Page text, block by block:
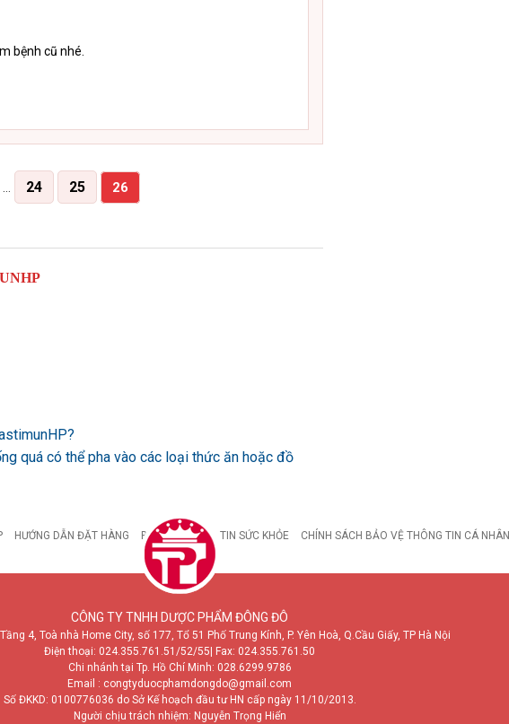
bệnh cũ nhé.
… 24 25 26
quá có thể pha vào các loại thức ăn hoặc đồ
HƯỚNG DẪN ĐẶT HÀNG BỆNH DẠ DÀY TIN SỨC KHỎE CHÍNH SÁCH BẢO VỆ THÔNG TIN CÁ NHÂN
CÔNG TY TNHH DƯỢC PHẨM ĐÔNG ĐÔ
4, Toà nhà Home City, số 177, Tổ 51 Phố Trung Kính, P. Yên Hoà, Q.Cầu Giấy, TP Hà Nội
Điện thoại: 024.355.761.51/52/55 | Fax: 024.355.761.50
Chi nhánh tại Tp. Hồ Chí Minh: 028.6299.9786
Email : congtyduocphamdongdo@gmail.com
Số ĐKKD: 0100776036 do Sở Kế hoạch đầu tư HN cấp ngày 11/10/2013.
Người chịu trách nhiệm: Nguyễn Trọng Hiển